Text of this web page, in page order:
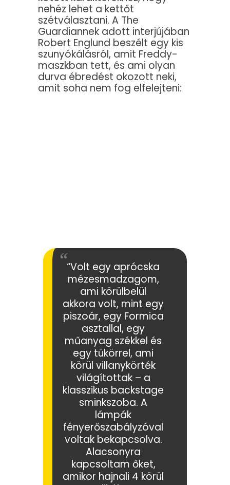
nehéz lehet a kettőt
szétválasztani. A The
Guardiannek adott interjújában
Robert Englund beszélt egy kis
szunyókálásról, amit Freddy-
maszkban tett, és ami olyan
durva ébredést okozott neki,
amit soha nem fog elfelejteni:
“Volt egy aprócska
mézesmadzagom,
ami körülbelül
akkora volt, mint egy
piszoár, egy Formica
asztallal, egy
műanyag székkel és
egy tükörrel, ami
körül villanykörték
világítottak – a
klasszikus backstage
sminkszoba. A
lámpák
fényerőszabályzóval
voltak bekapcsolva.
Alacsonyra
kapcsoltam őket,
amikor hajnali 4 körül